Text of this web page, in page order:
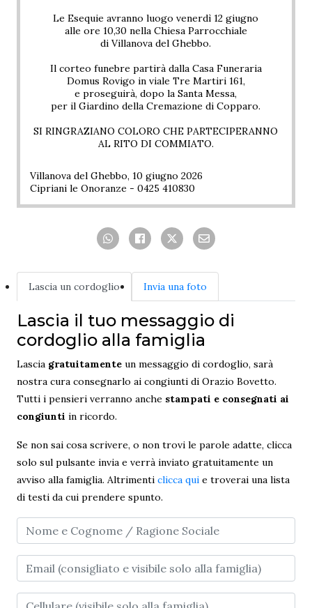
Le Esequie avranno luogo venerdì 12 giugno
alle ore 10,30 nella Chiesa Parrocchiale
di Villanova del Ghebbo.
Il corteo funebre partirà dalla Casa Funeraria
Domus Rovigo in viale Tre Martiri 161,
e proseguirà, dopo la Santa Messa,
per il Giardino della Cremazione di Copparo.
SI RINGRAZIANO COLORO CHE PARTECIPERANNO
AL RITO DI COMMIATO.
Villanova del Ghebbo, 10 giugno 2026
Cipriani le Onoranze - 0425 410830
Lascia un cordoglio Invia una foto
Lascia il tuo messaggio di
cordoglio alla famiglia
Lascia gratuitamenteun messaggio di cordoglio, sarà
nostra cura consegnarlo ai congiunti di Orazio Bovetto.
Tutti i pensieri verranno anche stampati e consegnati ai
congiunti in ricordo.
Se non sai cosa scrivere, o non trovi le parole adatte, clicca
solo sul pulsante invia e verrà inviato gratuitamente un
avviso alla famiglia. Altrimenti clicca quie troverai una lista
di testi da cui prendere spunto.